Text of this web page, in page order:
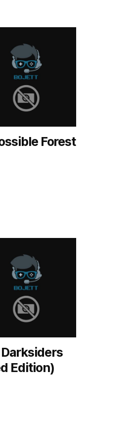
Forest
Edition)